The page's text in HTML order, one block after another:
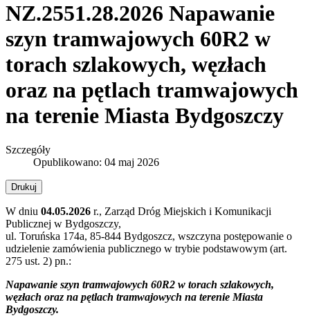
NZ.2551.28.2026 Napawanie
szyn tramwajowych 60R2 w
torach szlakowych, węzłach
oraz na pętlach tramwajowych
na terenie Miasta Bydgoszczy
Szczegóły
Opublikowano: 04 maj 2026
Drukuj
W dniu 04.05.2026 r., Zarząd Dróg Miejskich i Komunikacji
Publicznej w Bydgoszczy,
ul. Toruńska 174a, 85-844 Bydgoszcz, wszczyna postępowanie o
udzielenie zamówienia publicznego w trybie podstawowym (art.
275 ust. 2) pn.:
Napawanie szyn tramwajowych 60R2 w torach szlakowych,
węzłach oraz na pętlach tramwajowych na terenie Miasta
Bydgoszczy.